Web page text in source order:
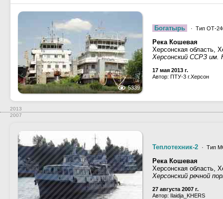
5339
Богатырь · Тип ОТ-
Река Кошевая
Херсонская область,
Херсонский ССРЗ им.
17 мая 2013 г.
Автор: ПТУ-3 г.Херсон
2013
2007
Теплотехник-2 · Тип
Река Кошевая
Херсонская область,
Херсонский речной
27 августа 2007 г.
Автор: Ilaidja_KHERS